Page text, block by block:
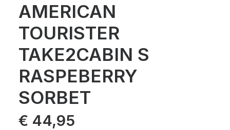
AMERICAN
TOURISTER
TAKE2CABIN S
RASPEBERRY
SORBET
€ 44,95